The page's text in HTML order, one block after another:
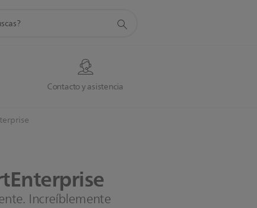
Contacto y asistencia
Increíblemente